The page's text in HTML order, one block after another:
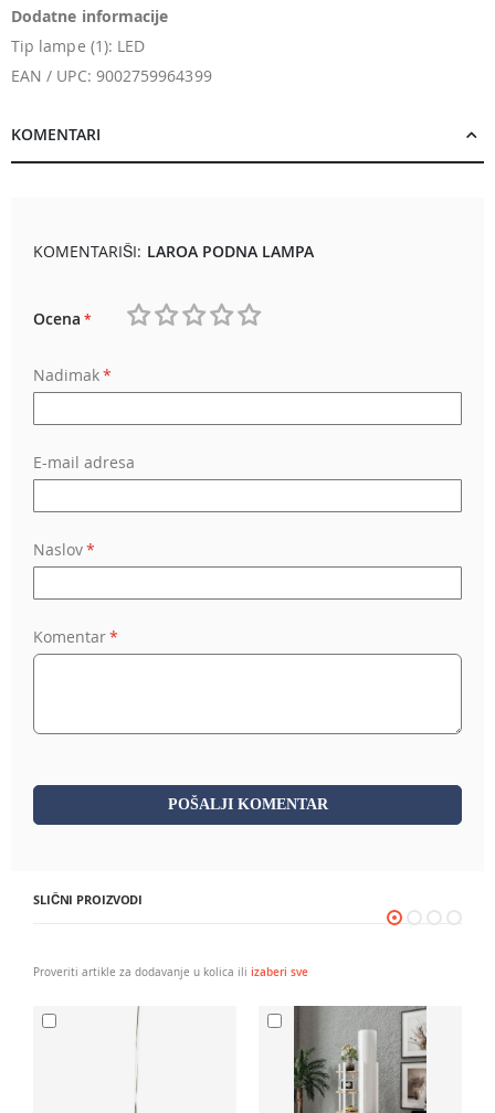
Dodatne informacije
Tip lampe (1): LED
EAN / UPC: 9002759964399
KOMENTARI
KOMENTARIŠI: LAROA PODNA LAMPA
Ocena
Nadimak
E-mail adresa
Naslov
Komentar
POŠALJI KOMENTAR
SLIČNI PROIZVODI
Proveriti artikle za dodavanje u kolica ili izaberi sve